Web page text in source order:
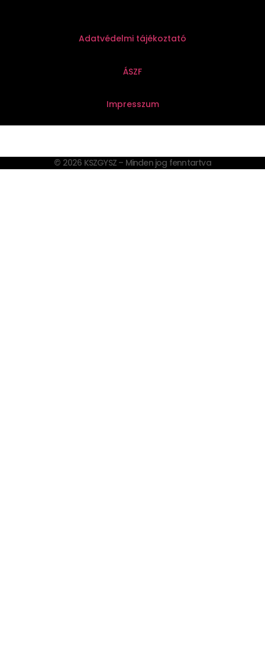
Adatvédelmi tájékoztató
ÁSZF
Impresszum
© 2026 KSZGYSZ – Minden jog fenntartva